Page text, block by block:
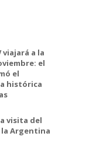
viajará a la
el
el
histórica
visita del
la Argentina